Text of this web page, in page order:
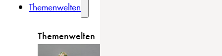
Themenwelten
Themenwelten